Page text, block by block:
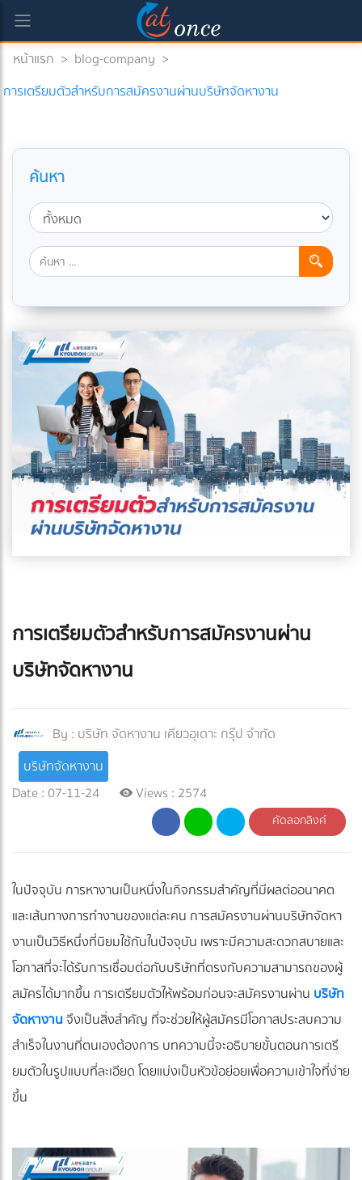
หน้าแรก > blog-company >
การเตรียมตัวสำหรับการสมัครงานผ่านบริษัทจัดหางาน
ค้นหา
การเตรียมตัวสำหรับการสมัครงานผ่าน
บริษัทจัดหางาน
By : บริษัท จัดหางาน เคียวอุเดาะ กรุ๊ป จำกัด
บริษัทจัดหางาน
Date : 07-11-24
Views : 2574
คัดลอกลิงค์
ในปัจจุบัน การหางานเป็นหนึ่งในกิจกรรมสำคัญที่มีผลต่ออนาคต
และเส้นทางการทำงานของแต่ละคน การสมัครงานผ่านบริษัทจัดหา
งานเป็นวิธีหนึ่งที่นิยมใช้กันในปัจจุบัน เพราะมีความสะดวกสบายและ
โอกาสที่จะได้รับการเชื่อมต่อกับบริษัทที่ตรงกับความสามารถของผู้
สมัครได้มากขึ้น การเตรียมตัวให้พร้อมก่อนจะสมัครงานผ่าน บริษัท
จัดหางานจึงเป็นสิ่งสำคัญ ที่จะช่วยให้ผู้สมัครมีโอกาสประสบความ
สำเร็จในงานที่ตนเองต้องการ บทความนี้จะอธิบายขั้นตอนการเตรี
ยมตัวในรูปแบบที่ละเอียด โดยแบ่งเป็นหัวข้อย่อยเพื่อความเข้าใจที่ง่าย
ขึ้น